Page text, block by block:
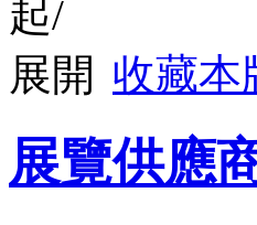
收藏本
展覽供應